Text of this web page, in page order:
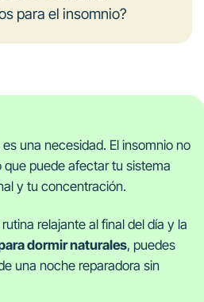
para el insomnio?
una necesidad. El insomnio no
que puede afectar tu sistema
y tu concentración.
relajante al final del día y la
dormir naturales, puedes
una noche reparadora sin